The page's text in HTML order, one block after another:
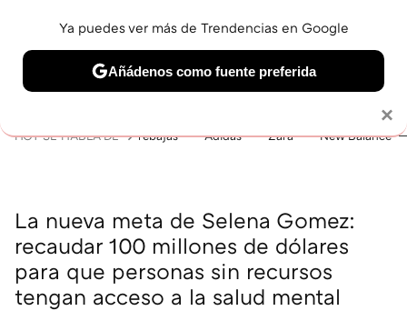
BELLEZA SHOPPING VIAJES GASTRO SNEAKERS
HOY SE HABLA DE rebajas Adidas Zara New Balance
La nueva meta de Selena Gomez:
recaudar 100 millones de dólares
para que personas sin recursos
tengan acceso a la salud mental
×
Ya puedes ver más de Trendencias en Google
Añádenos como fuente preferida